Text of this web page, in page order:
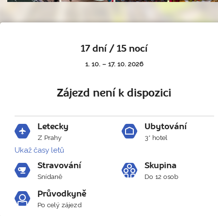
17 dní / 15 nocí
1. 10. – 17. 10. 2026
Zájezd není k dispozici
Letecky
Z Prahy
Ukaž časy letů
Ubytování
3* hotel
Stravování
Snídaně
Skupina
Do 12 osob
Průvodkyně
Po celý zájezd